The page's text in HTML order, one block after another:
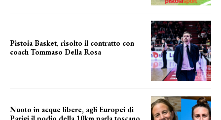
Pistoia Basket, risolto il contratto con
coach Tommaso Della Rosa
Nuoto in acque libere, agli Europei di